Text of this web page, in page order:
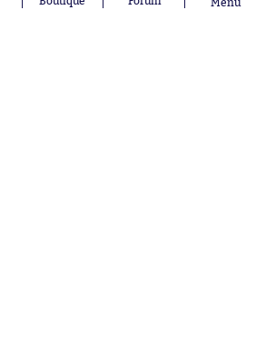
Bordeaux
Menu